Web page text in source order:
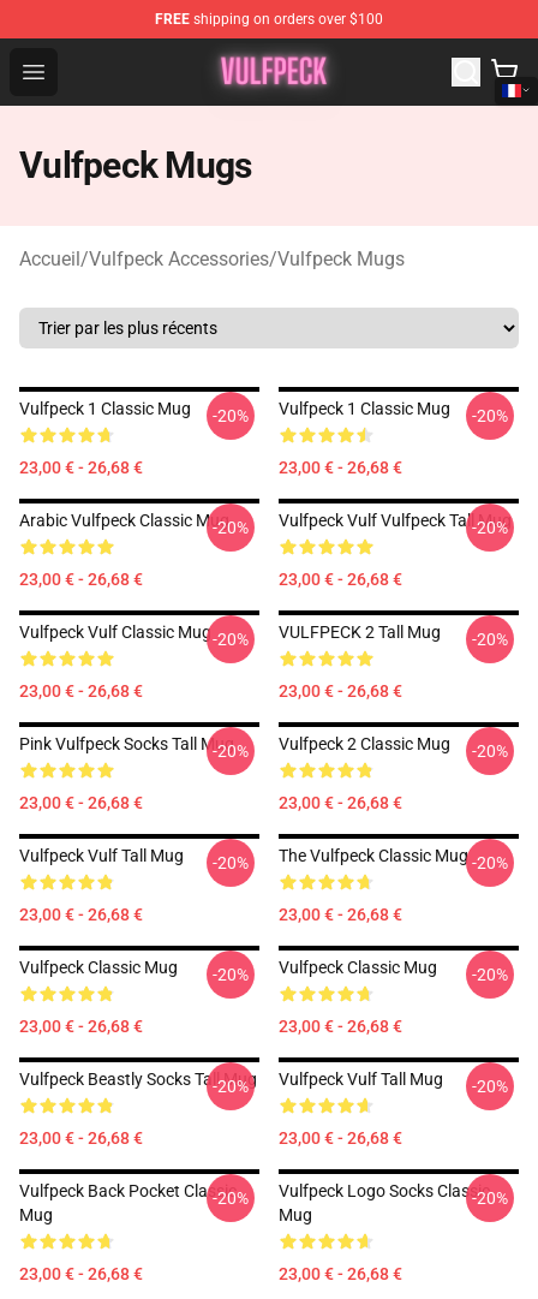
FREE shipping on orders over $100
Open menu
Vulfpeck Shop - Official Vulfpeck Merchandise Store
Vulfpeck Mugs
Accueil/Vulfpeck Accessories/Vulfpeck Mugs
Vulfpeck 1 Classic Mug
23,00 € - 26,68 €
-20% Vulfpeck 1 Classic Mug
23,00 € - 26,68 €
-20%
Arabic Vulfpeck Classic Mug
23,00 € - 26,68 €
-20% Vulfpeck Vulf Vulfpeck Tall Mug
23,00 € - 26,68 €
-20%
Vulfpeck Vulf Classic Mug
23,00 € - 26,68 €
-20% VULFPECK 2 Tall Mug
23,00 € - 26,68 €
-20%
Pink Vulfpeck Socks Tall Mug
23,00 € - 26,68 €
-20% Vulfpeck 2 Classic Mug
23,00 € - 26,68 €
-20%
Vulfpeck Vulf Tall Mug
23,00 € - 26,68 €
-20% The Vulfpeck Classic Mug
23,00 € - 26,68 €
-20%
Vulfpeck Classic Mug
23,00 € - 26,68 €
-20% Vulfpeck Classic Mug
23,00 € - 26,68 €
-20%
Vulfpeck Beastly Socks Tall Mug
23,00 € - 26,68 €
-20% Vulfpeck Vulf Tall Mug
23,00 € - 26,68 €
-20%
Vulfpeck Back Pocket Classic
Mug
23,00 € - 26,68 €
-20%
Vulfpeck Logo Socks Classic
Mug
23,00 € - 26,68 €
-20%